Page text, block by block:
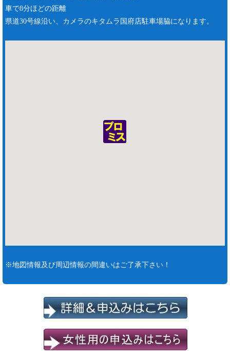
車で8分ほどの距離
県道30号線沿い、カメラのキタムラ国府店駐車場脇になります。
※地図情報及び周辺情報の間違いはご了承下さい！